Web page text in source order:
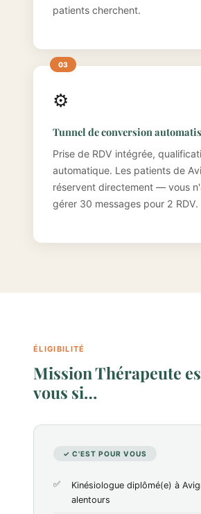
patients cherchent.
⚙️
Tunnel de conversion
Prise de RDV intégrée,
automatique. Les patients de
réservent directement — vous
gérer 30 messages pour 2 RDV.
ÉLIGIBILITÉ
Mission Thérapeute
vous si…
✓ C'EST POUR VOUS
Kinésiologue diplômé(e) à
alentours